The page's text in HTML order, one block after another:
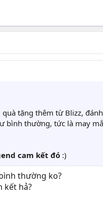
tặng thêm từ Blizz,
thường, tức là may
cam kết đó :)
thường ko?
kết hả?